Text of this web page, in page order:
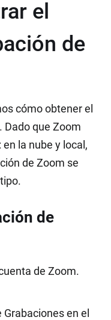
el
de
cómo obtener el
Dado que Zoom
la nube y local,
de Zoom se
de
de Zoom.
en el